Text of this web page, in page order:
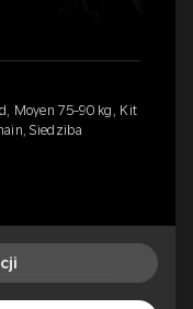
Moyen 75-90 kg, Kit
Siedziba